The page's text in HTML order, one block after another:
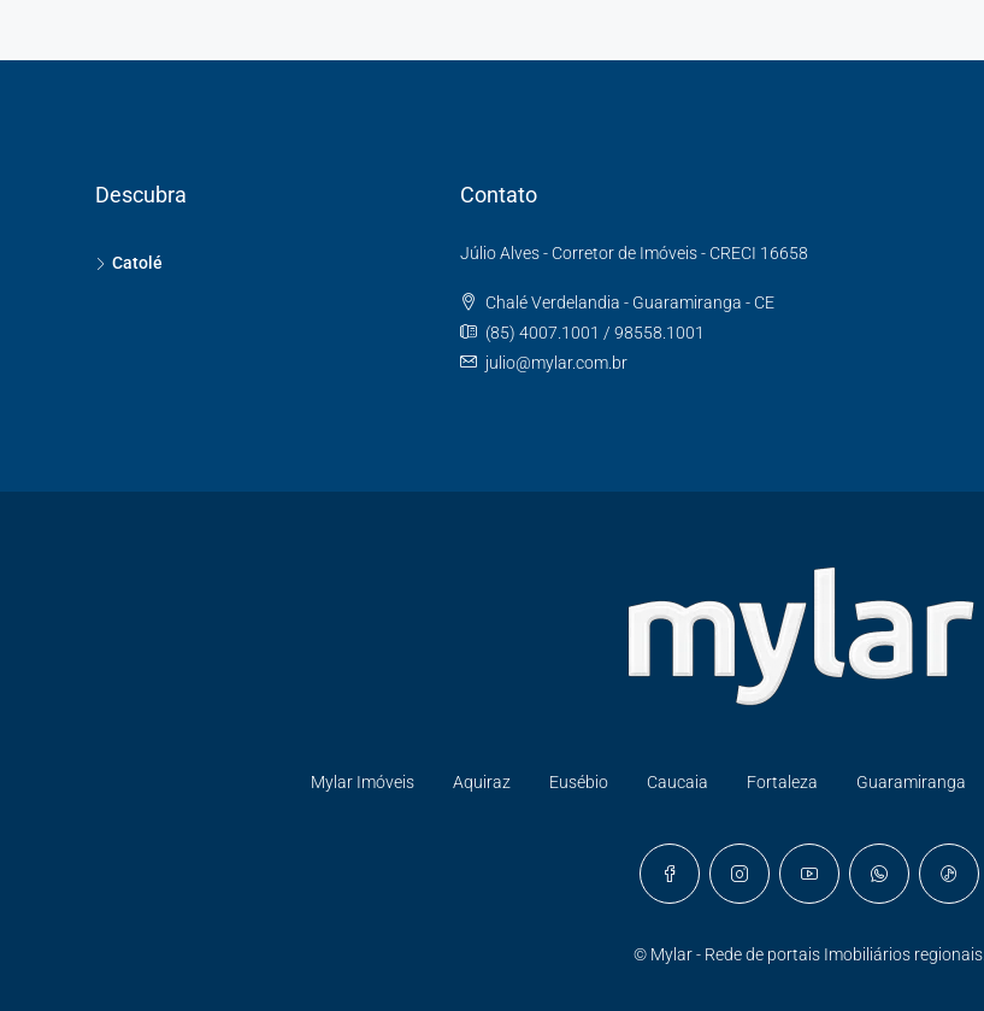
Descubra
Catolé
Contato
Júlio Alves - Corretor de Imóveis - CRECI 16658
Chalé Verdelandia - Guaramiranga - CE
(85) 4007.1001 / 98558.1001
julio@mylar.com.br
Mylar Imóveis Aquiraz Eusébio Caucaia Fortaleza Guaramiranga
© Mylar - Rede de portais Imobiliários regionais.